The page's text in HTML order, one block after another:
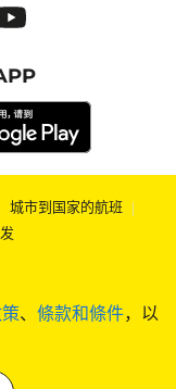
、 條款和條件，以
城市到国家的航班 |